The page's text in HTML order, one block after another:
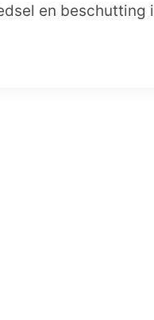
en beschutting